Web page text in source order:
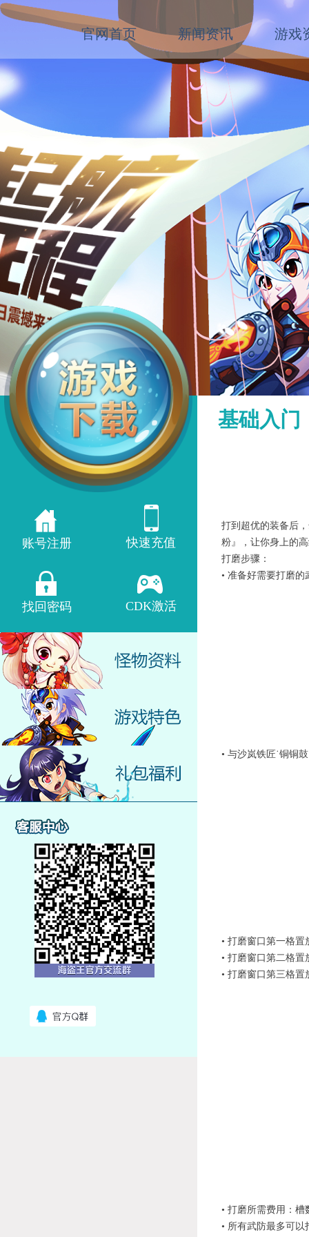
官网首页 新闻资讯 游戏
账号注册 快速充值
找回密码 CDK激活
基础入门
打到超优的装备后
粉』，让你身上的
打磨步骤：
• 准备好需要打磨
• 与沙岚铁匠˙铜铜
• 打磨窗口第一格
• 打磨窗口第二格
• 打磨窗口第三格
• 打磨所需费用：
• 所有武防最多可以